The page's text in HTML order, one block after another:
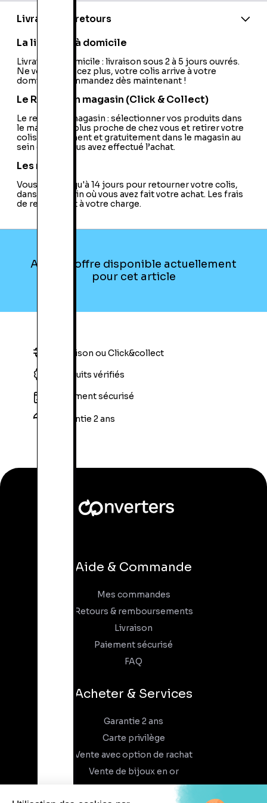
Model:
MPIX-457
SCSI:
Ethernet:
Non
Wifi:
Interne / Externe:Externe
ISCSI:
ATA:
Ultra ATA:
Non
Serial ATA:
Non
Port Fibre Optique:Non
Changement à Chaud:
HDMI:
Autoalimenté:Non
eSATA:
Livraison et retours
La livraison à domicile
Livraison à domicile : livraison sous 2 à 5 jours ouvrés.
Ne vous déplacez plus, votre colis arrive à votre
domicile ! Commandez dès maintenant !
Le Retrait en magasin (Click & Collect)
Le retrait en magasin : sélectionner vos produits dans
le magasin le plus proche de chez vous et retirer votre
colis directement et gratuitement dans le magasin au
sein duquel vous avez effectué l’achat.
Les retours
Vous avez jusqu'à 14 jours pour retourner votre colis,
dans le magasin où vous avez fait votre achat. Les frais
de retour sont à votre charge.
Aucune offre disponible actuellement
pour cet article
Livraison ou Click&collect
Produits vérifiés
Paiement sécurisé
Garantie 2 ans
Aide & Commande
Mes commandes
Retours & remboursements
Livraison
Paiement sécurisé
FAQ
Acheter & Services
Garantie 2 ans
Carte privilège
Vente avec option de rachat
Vente de bijoux en or